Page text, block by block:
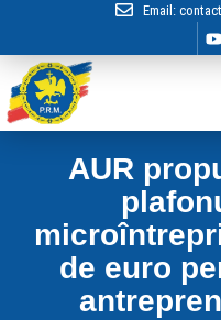
Email:
AUR
de euro